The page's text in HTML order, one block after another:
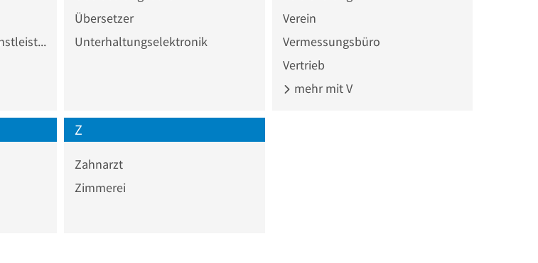
Telekommunikationsdienstleister
Übersetzer
Unterhaltungselektronik
Verein
Vermessungsbüro
Vertrieb
mehr mit V
Z
Zahnarzt
Zimmerei